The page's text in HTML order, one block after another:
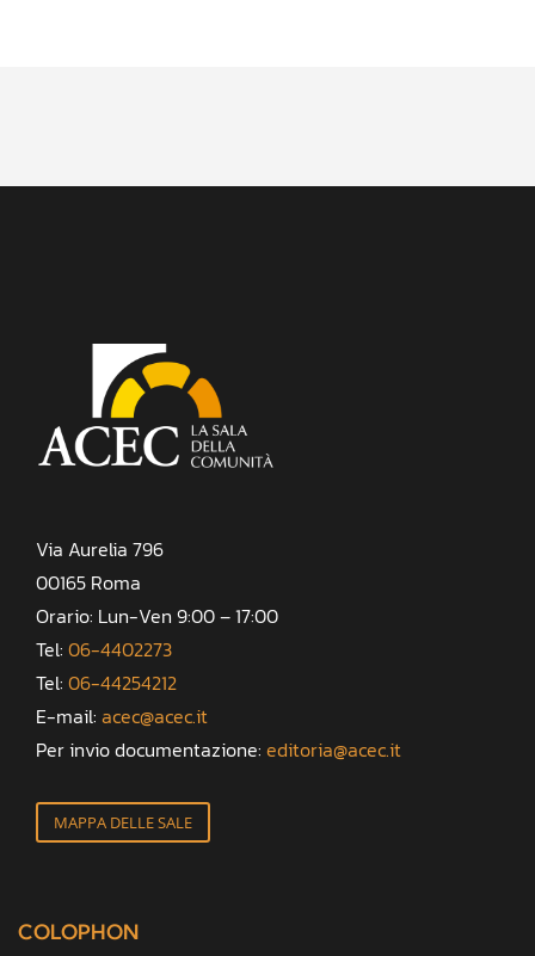
Via Aurelia 796
00165 Roma
Orario: Lun-Ven 9:00 – 17:00
Tel: 06-4402273
Tel: 06-44254212
E-mail: acec@acec.it
Per invio documentazione: editoria@acec.it
MAPPA DELLE SALE
COLOPHON